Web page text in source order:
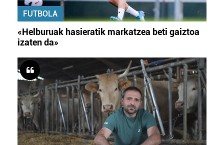
FUTBOLA
«Helburuak hasieratik markatzea beti gaiztoa
izaten da»